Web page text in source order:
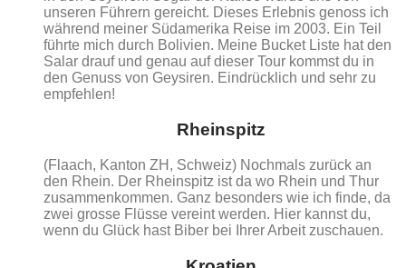
unseren Führern gereicht. Dieses Erlebnis genoss ich
während meiner Südamerika Reise im 2003. Ein Teil
führte mich durch Bolivien. Meine Bucket Liste hat den
Salar drauf und genau auf dieser Tour kommst du in
den Genuss von Geysiren. Eindrücklich und sehr zu
empfehlen!
Rheinspitz
(Flaach, Kanton ZH, Schweiz) Nochmals zurück an
den Rhein. Der Rheinspitz ist da wo Rhein und Thur
zusammenkommen. Ganz besonders wie ich finde, da
zwei grosse Flüsse vereint werden. Hier kannst du,
wenn du Glück hast Biber bei Ihrer Arbeit zuschauen.